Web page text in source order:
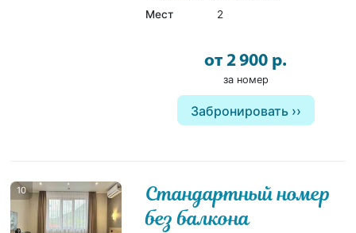
Мест
2
от 2 900 р.
за номер
Забронировать
10
Стандартный номер
без балкона